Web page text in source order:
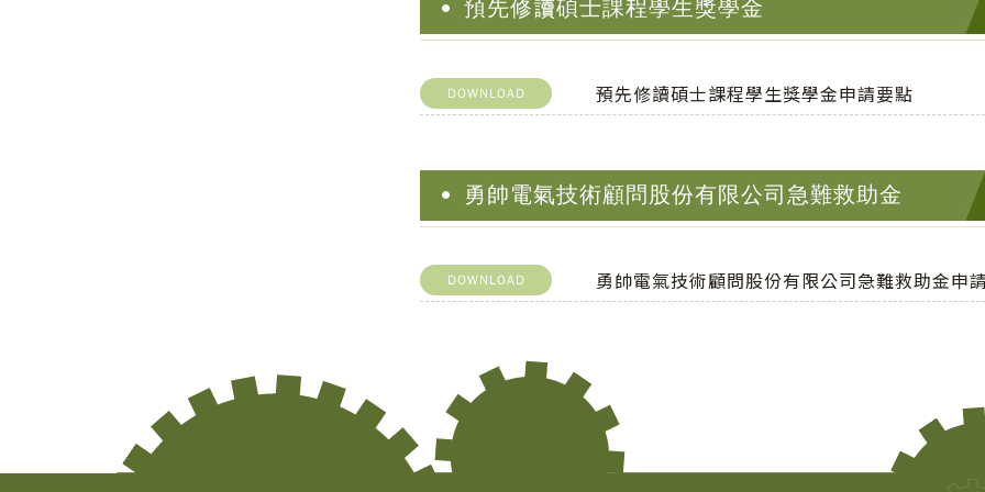
預先修讀碩士課程學生獎學金
DOWNLOAD 預先修讀碩士課程學生獎學金申請要點
勇帥電氣技術顧問股份有限公司急難救助金
DOWNLOAD 勇帥電氣技術顧問股份有限公司急難救助金申